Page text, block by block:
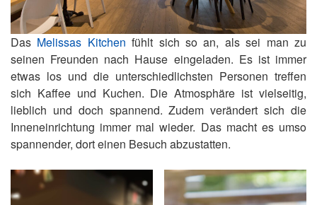
Das Melissas Kitchen fühlt sich so an, als sei man zu
seinen Freunden nach Hause eingeladen. Es ist immer
etwas los und die unterschiedlichsten Personen treffen
sich Kaffee und Kuchen. Die Atmosphäre ist vielseitig,
lieblich und doch spannend. Zudem verändert sich die
Inneneinrichtung immer mal wieder. Das macht es umso
spannender, dort einen Besuch abzustatten.